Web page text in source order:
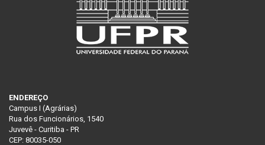
ENDEREÇO
Campus I (Agrárias)
Rua dos Funcionários, 1540
Juvevê - Curitiba - PR
CEP: 80035-050